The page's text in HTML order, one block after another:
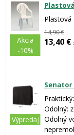
Akcia
-10%
Plastová
14,90 €
13,40 €
Výpredaj
Odolný:
Odolný